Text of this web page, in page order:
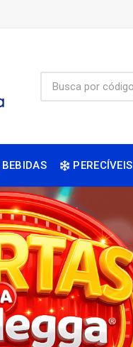
BEBIDAS PERECÍVEIS